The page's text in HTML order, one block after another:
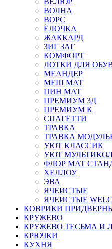
ВЕЛЮР
ВОЛНА
ВОРС
ЁЛОЧКА
ЖАККАРД
ЗИГ ЗАГ
КОМФОРТ
ЛОТКИ ДЛЯ
МЕАНДЕР
МЕШ МАТ
ПИН МАТ
ПРЕМИУМ 3Д
ПРЕМИУМ К
СПАГЕТТИ
ТРАВКА
ТРАВКА
УЮТ КЛАССИК
УЮТ
ФЛОР МАТ
ХЕЛЛОУ
ЭВА
ЯЧЕИСТЫЕ
ЯЧЕИСТЫЕ
КОВРИКИ
КРУЖЕВО
КРУЖЕВО ТЕСЬМА И
КРЮЧКИ
КУХНЯ